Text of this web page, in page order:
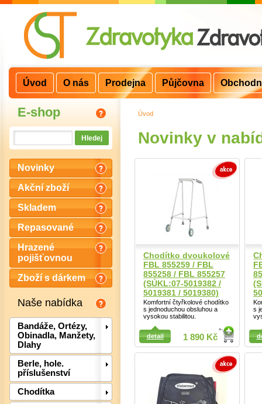
E-shop
Novinky
Akční zboží
Skladem
Repasované
Hrazené
pojišťovnou
Zboží s dárkem
Naše nabídka
Bandáže, Ortézy,
Obinadla, Manžety,
Dlahy
Berle, hole.
příslušenství
Chodítka
Úvod
Novinky v
Chodítko dvoukolové
FBL 855259 / FBL
855258 / FBL 855257
(SÚKL:07-5019382 /
5019381 / 5019380)
Komfortní čtyřkolové chodítko
s jednoduchou obsluhou a
vysokou stabilitou.
1 890 Kč
detail
s
Detail
Detail
Úvod O nás Prodejna Půjčovna